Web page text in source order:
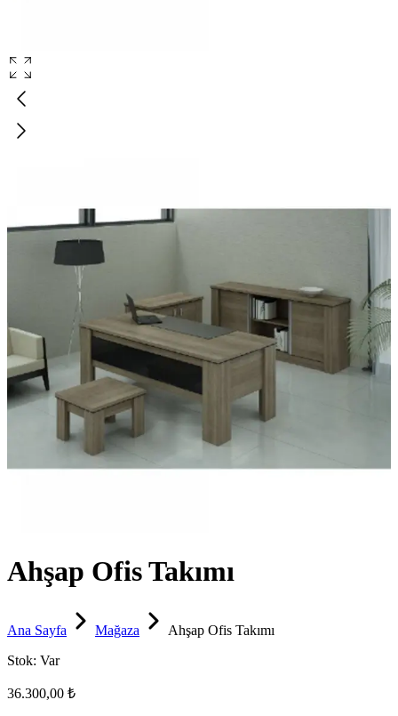
Ahşap Ofis Takımı
Ana Sayfa Mağaza
Ahşap Ofis Takımı
Stok: Var
36.300,00 ₺